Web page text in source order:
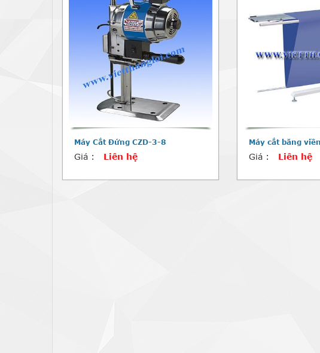
Máy Cắt Đứng CZD-3-8
Giá : Liên hệ
Máy cắt băng viền
Giá : Liên hệ